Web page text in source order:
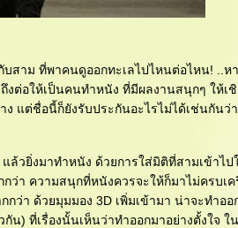
าม ที่พาคนดูออกทะเลไปไหนต่อไหน! ..ห
งต่อให้เป็นคนทำหนัง ที่มีผลงานสนุกๆ ให้เ
แต่ชื่อนี้ก็ยังรับประกันอะไรไม่ได้เช่นกันว่
วยิ่งมาทำหนัง ด้วยการใส่มิติที่สามเข้าไ
า ความสนุกที่หนังควรจะให้ก็มาไม่ครบเ
า ด้วยมุมมอง 3D เพิ่มเข้ามา น่าจะทำอ
น) ที่เรื่องนั้นเห็นว่าทำออกมาอย่างตั้งใจ